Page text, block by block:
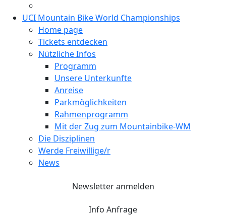
UCI Mountain Bike World Championships
Home page
Tickets entdecken
Nützliche Infos
Programm
Unsere Unterkunfte
Anreise
Parkmöglichkeiten
Rahmenprogramm
Mit der Zug zum Mountainbike-WM
Die Disziplinen
Werde Freiwillige/r
News
Newsletter anmelden
Info Anfrage